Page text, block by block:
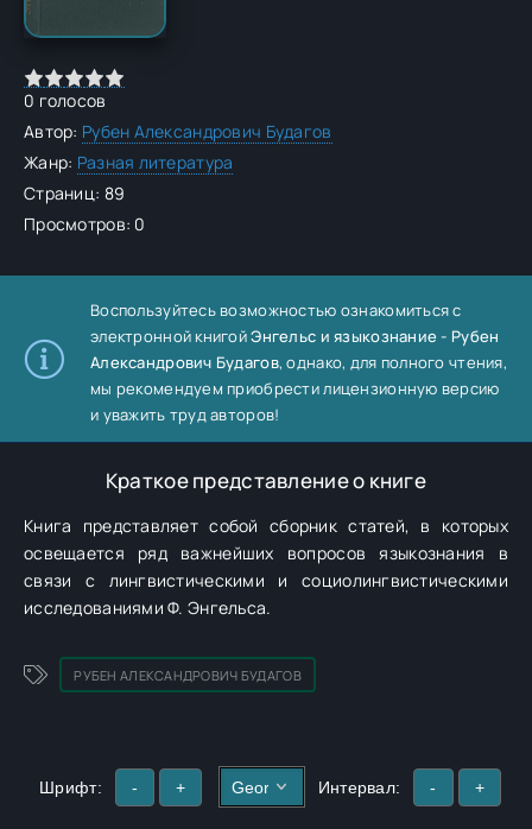
0 голосов
Автор: Рубен Александрович Будагов
Жанр: Разная литература
Страниц: 89
Просмотров: 0
Воспользуйтесь возможностью ознакомиться с
электронной книгойЭнгельс и языкознание - Рубен
Александрович Будагов, однако, для полного чтения,
мы рекомендуем приобрести лицензионную версию
и уважить труд авторов!
Краткое представление о книге
Книга представляет собой сборник статей, в которых
освещается ряд важнейших вопросов языкознания в
связи с лингвистическими и социолингвистическими
исследованиями Ф. Энгельса.
РУБЕН АЛЕКСАНДРОВИЧ БУДАГОВ
Шрифт: - + Интервал: - +